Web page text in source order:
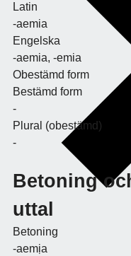
Latin
-aemia
Engelska
-aemia, -emia
Obestämd form
Bestämd form
-
Plural (obestämd)
-
Betoning
uttal
Betoning
-aemịa